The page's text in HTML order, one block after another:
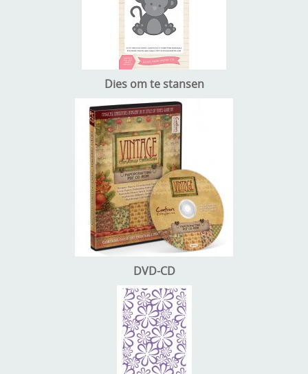
Dies om te stansen
DVD-CD